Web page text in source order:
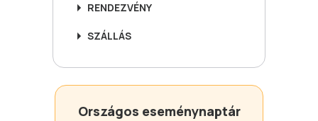
RENDEZVÉNY
SZÁLLÁS
Országos eseménynaptár